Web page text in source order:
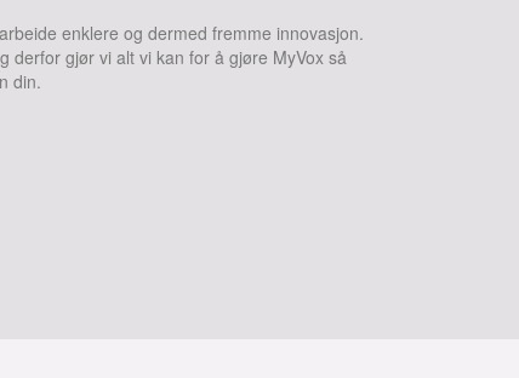
enklere og dermed fremme innovasjon.
derfor gjør vi alt vi kan for å gjøre MyVox så
din.